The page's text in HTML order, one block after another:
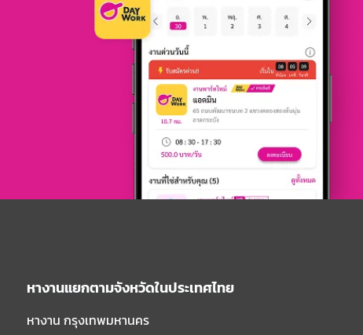
หางานแยกตามจังหวัดในประเทศไทย
หางาน กรุงเทพมหานคร